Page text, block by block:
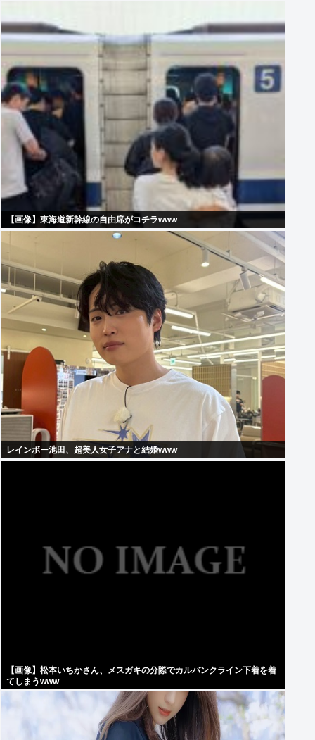
【画像】東海道新幹線の自由席がコチラwww
レインボー池田、超美人女子アナと結婚www
【画像】松本いちかさん、メスガキの分際でカルバンクライン下着を着
てしまうwww